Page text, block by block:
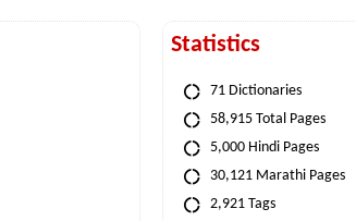
Statistics
71 Dictionaries
58,915 Total Pages
5,000 Hindi Pages
30,121 Marathi Pages
2,921 Tags